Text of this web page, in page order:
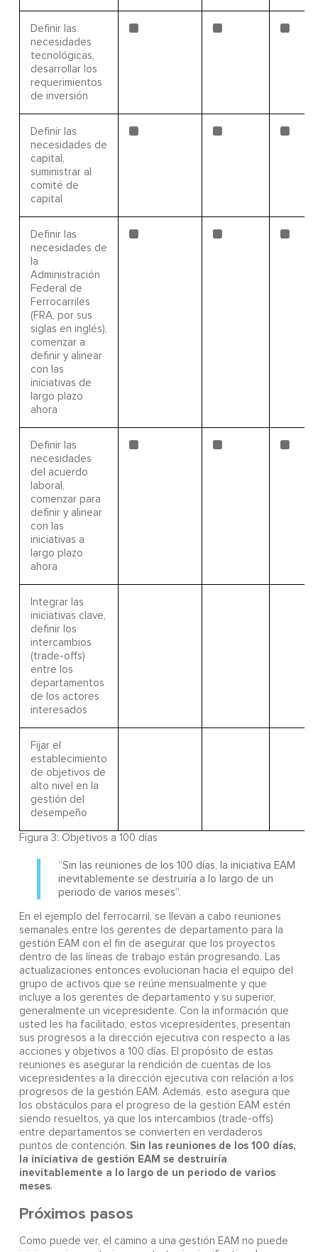
Definir las
necesidades
tecnológicas,
desarrollar los
requerimientos
de inversión
Definir las
necesidades de
capital,
suministrar al
comité de
capital
Definir las
necesidades de
la
Administración
Federal de
Ferrocarriles
(FRA, por sus
siglas en inglés),
comenzar a
definir y alinear
con las
iniciativas de
largo plazo
ahora
Definir las
necesidades
del acuerdo
laboral,
comenzar para
definir y alinear
con las
iniciativas a
largo plazo
ahora
Integrar las
iniciativas clave,
definir los
intercambios
(trade-offs)
entre los
departamentos
de los actores
interesados
Fijar el
establecimiento
de objetivos de
alto nivel en la
gestión del
desempeño
Figura 3: Objetivos a 100 días
“Sin las reuniones de los 100 días, la iniciativa EAM
inevitablemente se destruiría a lo largo de un
periodo de varios meses”.
En el ejemplo del ferrocarril, se llevan a cabo reuniones
semanales entre los gerentes de departamento para la
gestión EAM con el fin de asegurar que los proyectos
dentro de las líneas de trabajo están progresando. Las
actualizaciones entonces evolucionan hacia el equipo del
grupo de activos que se reúne mensualmente y que
incluye a los gerentes de departamento y su superior,
generalmente un vicepresidente. Con la información que
usted les ha facilitado, estos vicepresidentes, presentan
sus progresos a la dirección ejecutiva con respecto a las
acciones y objetivos a 100 días. El propósito de estas
reuniones es asegurar la rendición de cuentas de los
vicepresidentes a la dirección ejecutiva con relación a los
progresos de la gestión EAM. Además, esto asegura que
los obstáculos para el progreso de la gestión EAM estén
siendo resueltos, ya que los intercambios (trade-offs)
entre departamentos se convierten en verdaderos
puntos de contención. Sin las reuniones de los 100 días,
la iniciativa de gestión EAM se destruiría
inevitablemente a lo largo de un periodo de varios
meses.
Próximos pasos
Como puede ver, el camino a una gestión EAM no puede